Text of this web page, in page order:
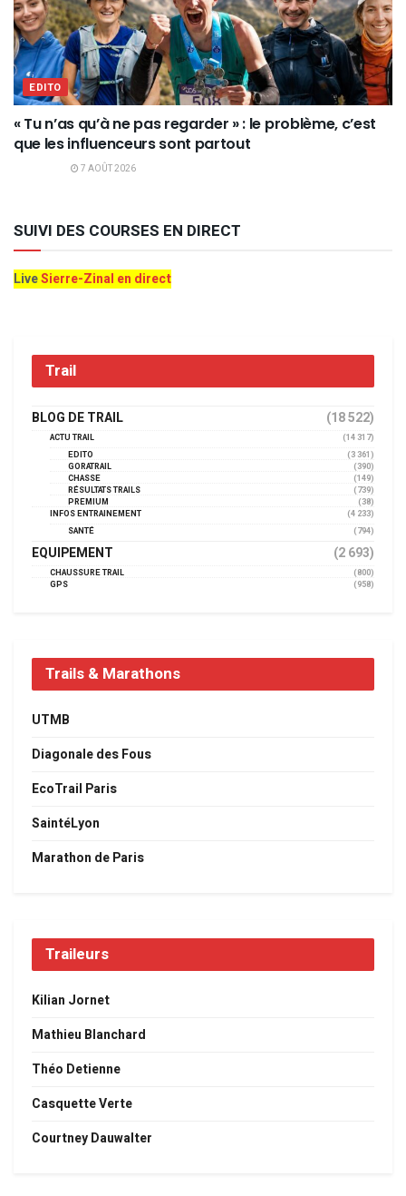
EDITO
« Tu n’as qu’à ne pas regarder » : le problème, c’est
que les influenceurs sont partout
7 AOÛT 2026
SUIVI DES COURSES EN DIRECT
LiveSierre-Zinal en direct
Trail
BLOG DE TRAIL (18 522)
ACTU TRAIL
(14 317)
EDITO
(3 361)
GORATRAIL
(390)
CHASSE
(149)
RÉSULTATS TRAILS
(739)
PREMIUM
(38)
INFOS ENTRAINEMENT
(4 233)
SANTÉ
(794)
EQUIPEMENT (2 693)
CHAUSSURE TRAIL
(800)
GPS
(958)
Trails & Marathons
UTMB
Diagonale des Fous
EcoTrail Paris
SaintéLyon
Marathon de Paris
Traileurs
Kilian Jornet
Mathieu Blanchard
Théo Detienne
Casquette Verte
Courtney Dauwalter